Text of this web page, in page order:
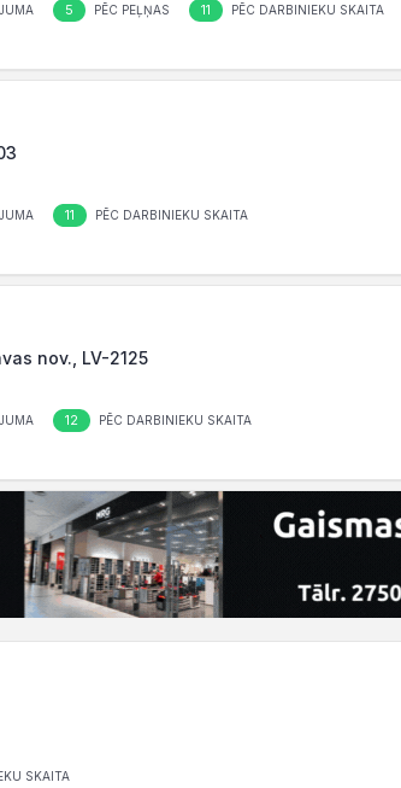
5 PĒC PEĻŅAS 11 PĒC DARBINIEKU SKAITA
11 PĒC DARBINIEKU SKAITA
nov., LV-2125
12 PĒC DARBINIEKU SKAITA
SKAITA